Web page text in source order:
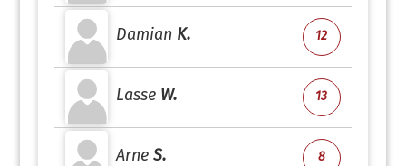
Damian K. 12
Lasse W. 13
Arne S. 8